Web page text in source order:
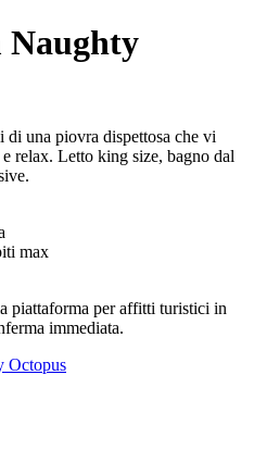
Naughty
una piovra dispettosa che vi
relax. Letto king size, bagno dal
max
piattaforma per affitti turistici in
immediata.
Octopus